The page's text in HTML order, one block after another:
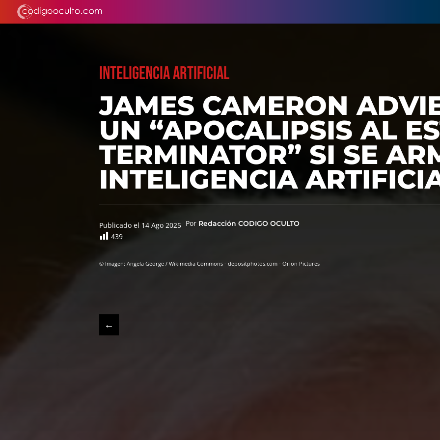
INTELIGENCIA ARTIFICIAL
JAMES CAMERON
UN “APOCALIPSIS AL
TERMINATOR” SI SE
INTELIGENCIA
Publicado el 14 Ago 2025 Por Redacción CODIGO OCULTO
439
© Imagen: Angela George / Wikimedia Commons - depositphotos.com - Orion Pictures
←